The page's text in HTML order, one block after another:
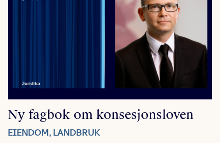
Ny fagbok om konsesjonsloven
EIENDOM, LANDBRUK